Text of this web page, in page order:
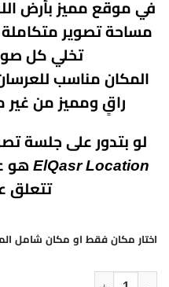
في موقع مميز بأرض
مساحة تصوير
تخلي كل
المكان مناسب
راقٍ ومميز من غير
لو بتدور على جلسة
ElQasr Location هو
تتعلق
اختار مكان فقط او مكان شامل
كمية لوكيشن القصر - ElQasr location